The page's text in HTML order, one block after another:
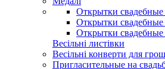
Открытки свадебные
Открытки свадебные
Открытки
Весільні листівки
Весільні конверти для
Пригласительные на